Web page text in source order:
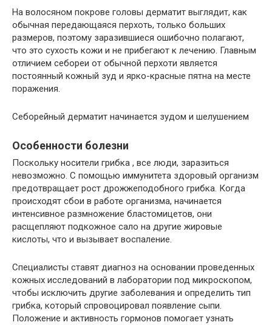
На волосяном покрове головы дерматит выглядит, как
обычная передающаяся перхоть, только больших
размеров, поэтому заразившиеся ошибочно полагают,
что это сухость кожи и не прибегают к лечению. Главным
отличием себореи от обычной перхоти является
постоянный кожный зуд и ярко-красные пятна на месте
поражения.
Себорейный дерматит начинается зудом и шелушением
Особенности болезни
Поскольку носители грибка , все люди, заразиться
невозможно. С помощью иммунитета здоровый организм
предотвращает рост дрожжеподобного грибка. Когда
происходят сбои в работе организма, начинается
интенсивное размножение бластомицетов, они
расщепляют подкожное сало на другие жировые
кислоты, что и вызывает воспаление.
Специалисты ставят диагноз на основании проведенных
кожных исследований в лаборатории под микроскопом,
чтобы исключить другие заболевания и определить тип
грибка, который спровоцировал появление сыпи.
Положение и активность гормонов помогает узнать